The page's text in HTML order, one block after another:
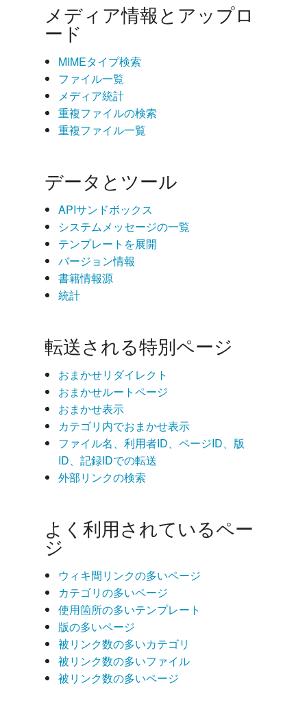
メディア情報とアップロ
ード
MIMEタイプ検索
ファイル一覧
メディア統計
重複ファイルの検索
重複ファイル一覧
データとツール
APIサンドボックス
システムメッセージの一覧
テンプレートを展開
バージョン情報
書籍情報源
統計
転送される特別ページ
おまかせリダイレクト
おまかせルートページ
おまかせ表示
カテゴリ内でおまかせ表示
ファイル名、利用者ID、ページID、版
ID、記録IDでの転送
外部リンクの検索
よく利用されているペー
ジ
ウィキ間リンクの多いページ
カテゴリの多いページ
使用箇所の多いテンプレート
版の多いページ
被リンク数の多いカテゴリ
被リンク数の多いファイル
被リンク数の多いページ